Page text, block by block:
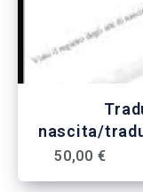
nascita/
50,00 €